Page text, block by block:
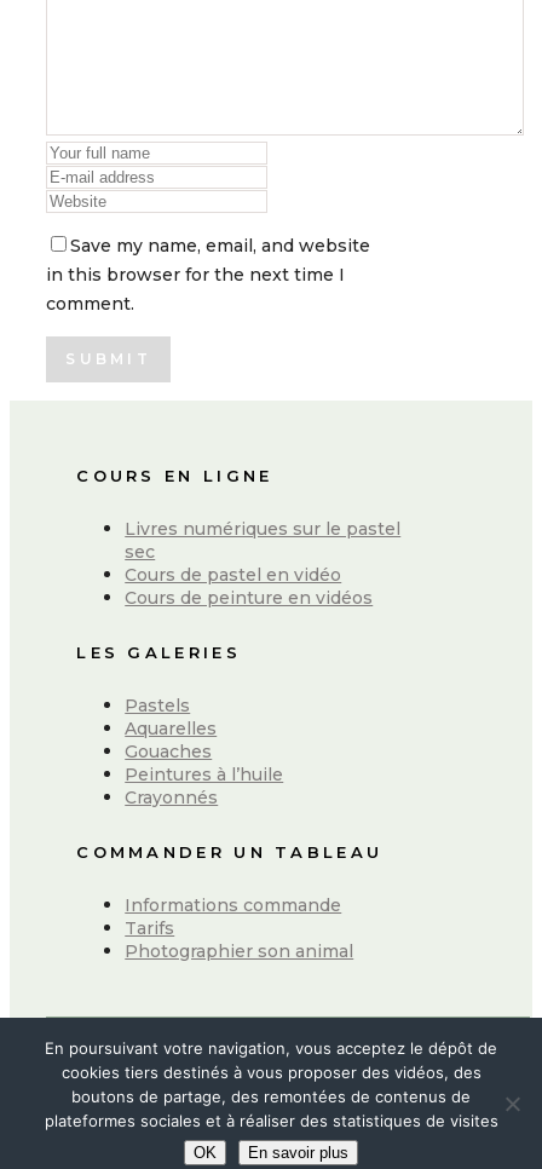
Save my name, email, and website
in this browser for the next time I
comment.
COURS EN LIGNE
Livres numériques sur le pastel
sec
Cours de pastel en vidéo
Cours de peinture en vidéos
LES GALERIES
Pastels
Aquarelles
Gouaches
Peintures à l’huile
Crayonnés
COMMANDER UN TABLEAU
Informations commande
Tarifs
Photographier son animal
MENTIONS LÉGALES
CONDITIONS GÉNÉRALES DE VENTE
En poursuivant votre navigation, vous acceptez le dépôt de
cookies tiers destinés à vous proposer des vidéos, des
boutons de partage, des remontées de contenus de
plateformes sociales et à réaliser des statistiques de visites
OK En savoir plus